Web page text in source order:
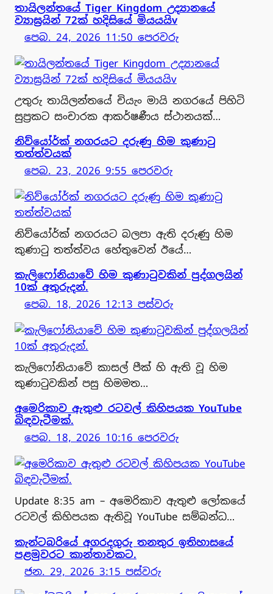
තායිලන්තයේ Tiger Kingdom උද්‍යානයේ
ව්‍යාඝ්‍රයින් 72ක් හදිසියේ මියයයිv
පෙබ. 24, 2026 11:50 පෙරවරු
උතුරු තායිලන්තයේ චියැං මායි නගරයේ පිහිටි
සුප්‍රකට සංචාරක ආකර්ෂණීය ස්ථානයක්…
නිව්යෝර්ක් නගරයට දරුණු හිම කුණාටු
තත්ත්වයක්
පෙබ. 23, 2026 9:55 පෙරවරු
නිව්යෝර්ක් නගරයට බලපා ඇති දරුණු හිම
කුණාටු තත්ත්වය හේතුවෙන් ඊයේ…
කැලිෆෝනියාවේ හිම කුණාටුවකින් පුද්ගලයින්
10ක් අතුරුදන්.
පෙබ. 18, 2026 12:13 පස්වරු
කැලිෆෝනියාවේ කාසල් පීක් හි ඇති වූ හිම
කුණාටුවකින් පසු හිමමත…
අමෙරිකාව ඇතුළු රටවල් කිහිපයක YouTube
බිඳවැටීමක්.
පෙබ. 18, 2026 10:16 පෙරවරු
Update 8:35 am – අමෙරිකාව ඇතුළු ලෝකයේ
රටවල් කිහිපයක ඇතිවූ YouTube සම්බන්ධ…
කැන්ටබරියේ අගරදගුරු තනතුර ඉතිහාසයේ
පළමුවරට කාන්තාවකට.
ජන. 29, 2026 3:15 පස්වරු